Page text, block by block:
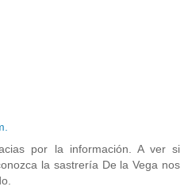
por la información. A ver si
la sastrería De la Vega nos